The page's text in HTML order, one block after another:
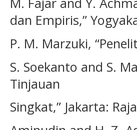
dan Empiris,”
P. M. Marzuki,
S. Soekanto and S.
Tinjauan
Singkat,” Jakarta: